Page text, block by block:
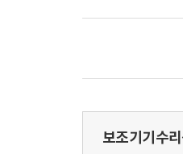
보조기기수